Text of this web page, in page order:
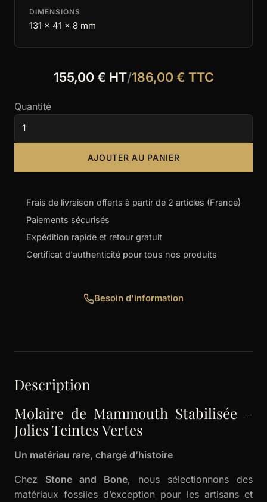
DIMENSIONS
131 x 41 x 8 mm
155,00 € HT/186,00 € TTC
Quantité
AJOUTER AU PANIER
Frais de livraison offerts à partir de 2 articles (France)
Paiements sécurisés
Expédition rapide et retour gratuit
Certificat d'authenticité pour tous nos produits
Besoin d'information
Description
Molaire de Mammouth Stabilisée –
Jolies Teintes Vertes
Un matériau rare, chargé d’histoire
Chez Stone and Bone, nous sélectionnons des
matériaux fossiles d’exception pour les artisans et